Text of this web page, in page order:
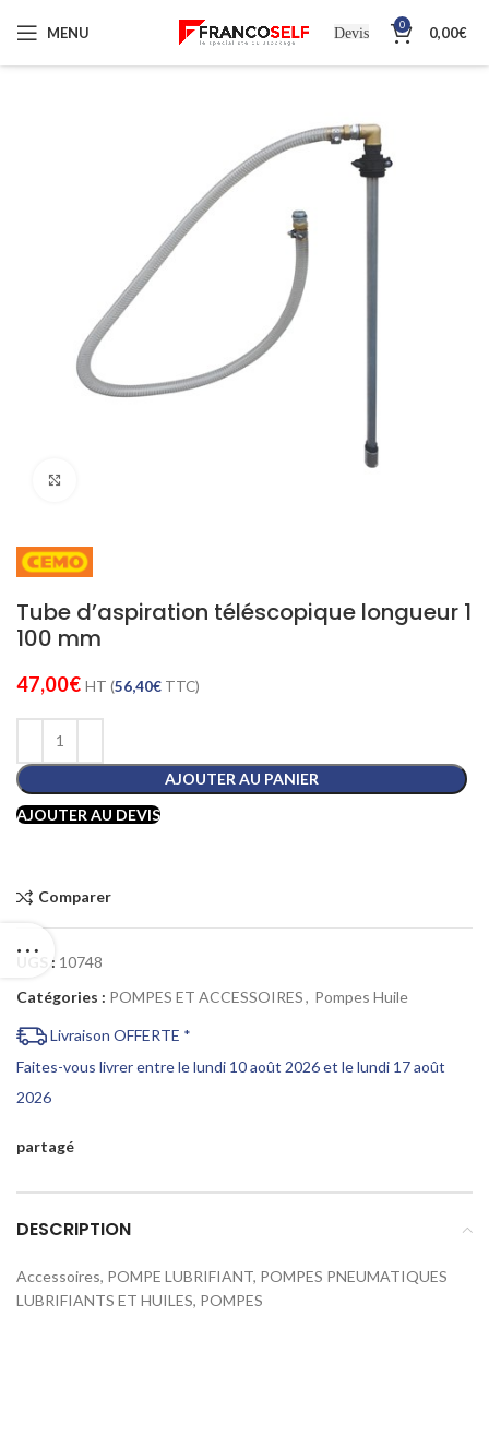
MENU Devis 0 0,00€
Tube d’aspiration téléscopique longueur 1
100 mm
47,00€ HT (56,40€ TTC)
AJOUTER AU PANIER
AJOUTER AU DEVIS
Comparer
UGS : 10748
Catégories : POMPES ET ACCESSOIRES, Pompes Huile
Livraison OFFERTE *
Faites-vous livrer entre le lundi 10 août 2026 et le lundi 17 août
2026
partagé
DESCRIPTION
Accessoires, POMPE LUBRIFIANT, POMPES PNEUMATIQUES
LUBRIFIANTS ET HUILES, POMPES